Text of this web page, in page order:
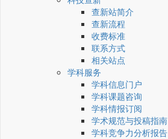
查新站简介
查新流程
收费标准
联系方式
相关站点
学科服务
学科信息门户
学科课题咨询
学科情报订阅
学术规范与投稿指南
学科竞争力分析报告